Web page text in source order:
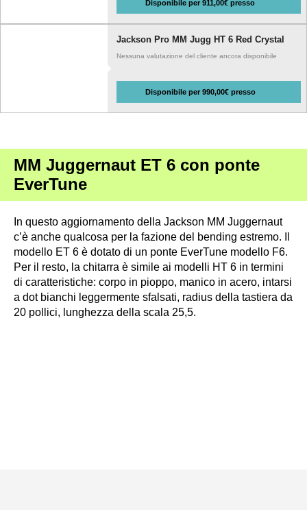
Disponibile per 911,00€ presso
Jackson Pro MM Jugg HT 6 Red Crystal
Nessuna valutazione del cliente ancora disponibile
Disponibile per 990,00€ presso
MM Juggernaut ET 6 con ponte
EverTune
In questo aggiornamento della Jackson MM Juggernaut
c’è anche qualcosa per la fazione del bending estremo. Il
modello ET 6 è dotato di un ponte EverTune modello F6.
Per il resto, la chitarra è simile ai modelli HT 6 in termini
di caratteristiche: corpo in pioppo, manico in acero, intarsi
a dot bianchi leggermente sfalsati, radius della tastiera da
20 pollici, lunghezza della scala 25,5.